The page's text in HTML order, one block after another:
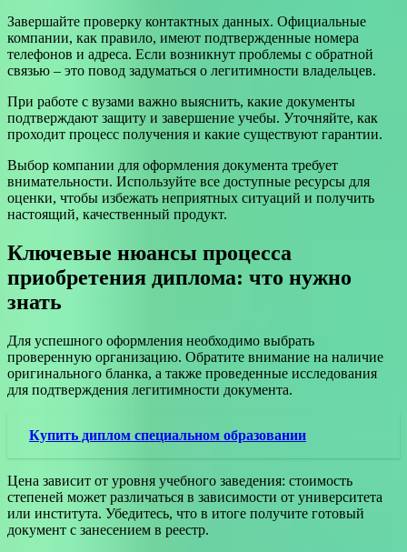
Завершайте проверку контактных данных. Официальные
компании, как правило, имеют подтвержденные номера
телефонов и адреса. Если возникнут проблемы с обратной
связью – это повод задуматься о легитимности владельцев.
При работе с вузами важно выяснить, какие документы
подтверждают защиту и завершение учебы. Уточняйте, как
проходит процесс получения и какие существуют гарантии.
Выбор компании для оформления документа требует
внимательности. Используйте все доступные ресурсы для
оценки, чтобы избежать неприятных ситуаций и получить
настоящий, качественный продукт.
Ключевые нюансы процесса
приобретения диплома: что нужно
знать
Для успешного оформления необходимо выбрать
проверенную организацию. Обратите внимание на наличие
оригинального бланка, а также проведенные исследования
для подтверждения легитимности документа.
Купить диплом специальном образовании
Цена зависит от уровня учебного заведения: стоимость
степеней может различаться в зависимости от университета
или института. Убедитесь, что в итоге получите готовый
документ с занесением в реестр.